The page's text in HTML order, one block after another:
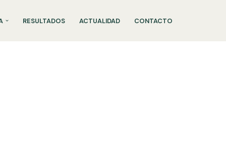
RESULTADOS ACTUALIDAD CONTACTO